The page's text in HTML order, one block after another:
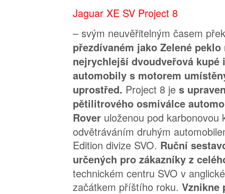
Jaguar XE SV Project 8
– svým neuvěřitelným časem
přezdívaném jako Zelené
nejrychlejší dvoudveřová kupé
automobily s motorem
uprostřed. Project 8 je s
pětilitrového osmiválce
Rover uloženou pod karbonovou
odvětráváním druhým
Edition divize SVO. Ruční
určených pro zákazníky z
technickém centru SVO v
začátkem příštího roku. Vznikne